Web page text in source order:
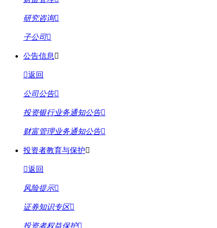
研究咨询
子公司
公告信息
返回
公司公告
投资银行业务通知公告
财富管理业务通知公告
投资者教育与保护
返回
风险提示
证券知识专区
投资者权益保护